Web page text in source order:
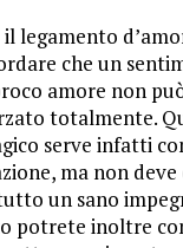
legamento
che un
amore non
totalmente.
serve infatti
ma non
un sano
potrete inoltre